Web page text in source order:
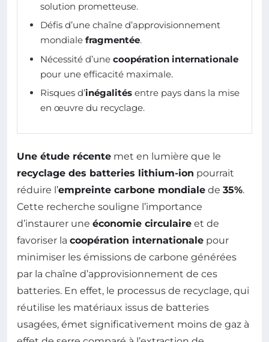
solution prometteuse.
Défis d’une chaîne d’approvisionnement
mondiale fragmentée.
Nécessité d’une coopération internationale
pour une efficacité maximale.
Risques d’inégalités entre pays dans la mise
en œuvre du recyclage.
Une étude récente met en lumière que le
recyclage des batteries lithium-ion pourrait
réduire l’empreinte carbone mondiale de 35%.
Cette recherche souligne l’importance
d’instaurer une économie circulaire et de
favoriser la coopération internationale pour
minimiser les émissions de carbone générées
par la chaîne d’approvisionnement de ces
batteries. En effet, le processus de recyclage, qui
réutilise les matériaux issus de batteries
usagées, émet significativement moins de gaz à